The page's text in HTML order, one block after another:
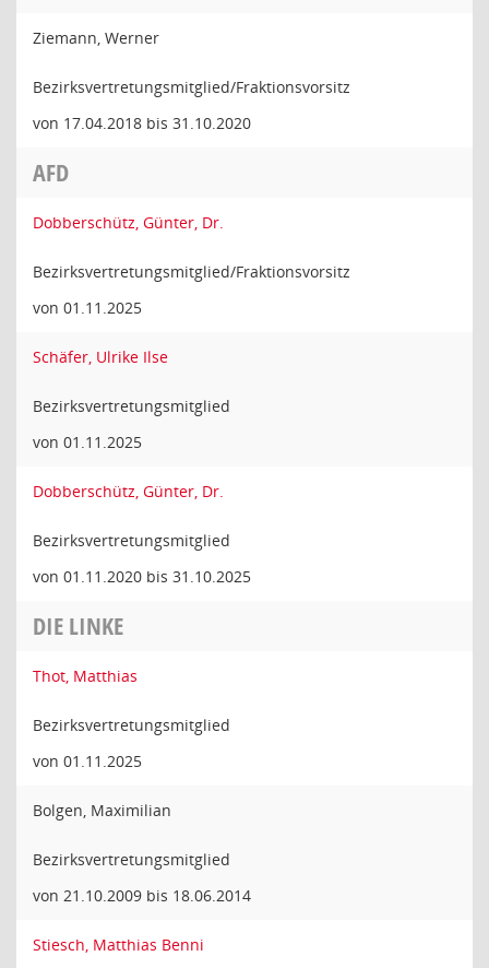
Ziemann, Werner
Bezirksvertretungsmitglied/Fraktionsvorsitz
von 17.04.2018 bis 31.10.2020
AFD
Dobberschütz, Günter, Dr.
Bezirksvertretungsmitglied/Fraktionsvorsitz
von 01.11.2025
Schäfer, Ulrike Ilse
Bezirksvertretungsmitglied
von 01.11.2025
Dobberschütz, Günter, Dr.
Bezirksvertretungsmitglied
von 01.11.2020 bis 31.10.2025
DIE LINKE
Thot, Matthias
Bezirksvertretungsmitglied
von 01.11.2025
Bolgen, Maximilian
Bezirksvertretungsmitglied
von 21.10.2009 bis 18.06.2014
Stiesch, Matthias Benni